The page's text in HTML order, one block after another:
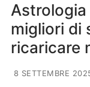
Astrologia
migliori di
ricaricare
8 SETTEMBRE